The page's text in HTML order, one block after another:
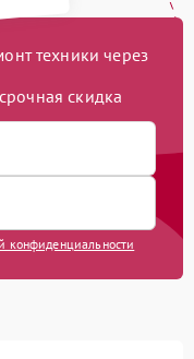
техники через
скидка
конфиденциальности